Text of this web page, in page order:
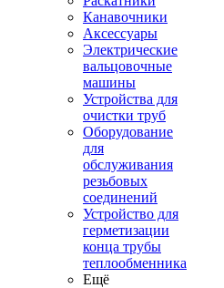
Канавочники
Аксессуары
Электрические
вальцовочные
машины
Устройства для
очистки труб
Оборудование
для
обслуживания
резьбовых
соединений
Устройство для
герметизации
конца трубы
теплообменника
Ещё